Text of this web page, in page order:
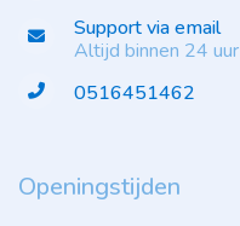
Support via email
Altijd binnen 24 uur
0516451462
Openingstijden